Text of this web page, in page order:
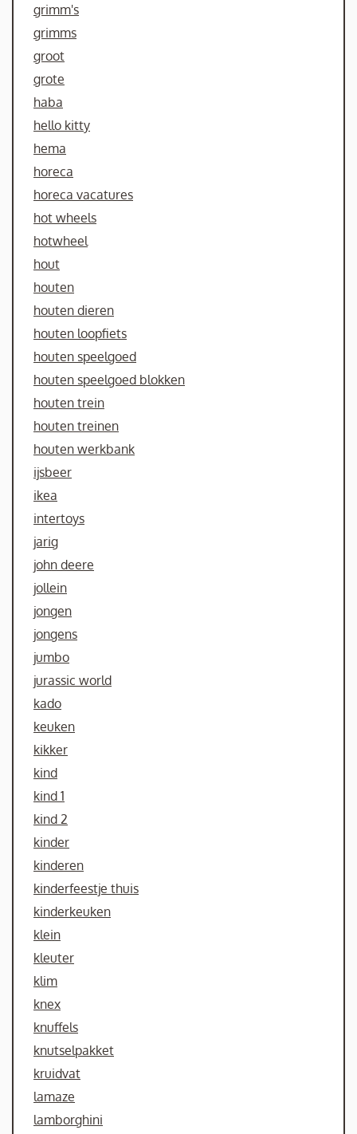
grimm's
grimms
groot
grote
haba
hello kitty
hema
horeca
horeca vacatures
hot wheels
hotwheel
hout
houten
houten dieren
houten loopfiets
houten speelgoed
houten speelgoed blokken
houten trein
houten treinen
houten werkbank
ijsbeer
ikea
intertoys
jarig
john deere
jollein
jongen
jongens
jumbo
jurassic world
kado
keuken
kikker
kind
kind 1
kind 2
kinder
kinderen
kinderfeestje thuis
kinderkeuken
klein
kleuter
klim
knex
knuffels
knutselpakket
kruidvat
lamaze
lamborghini